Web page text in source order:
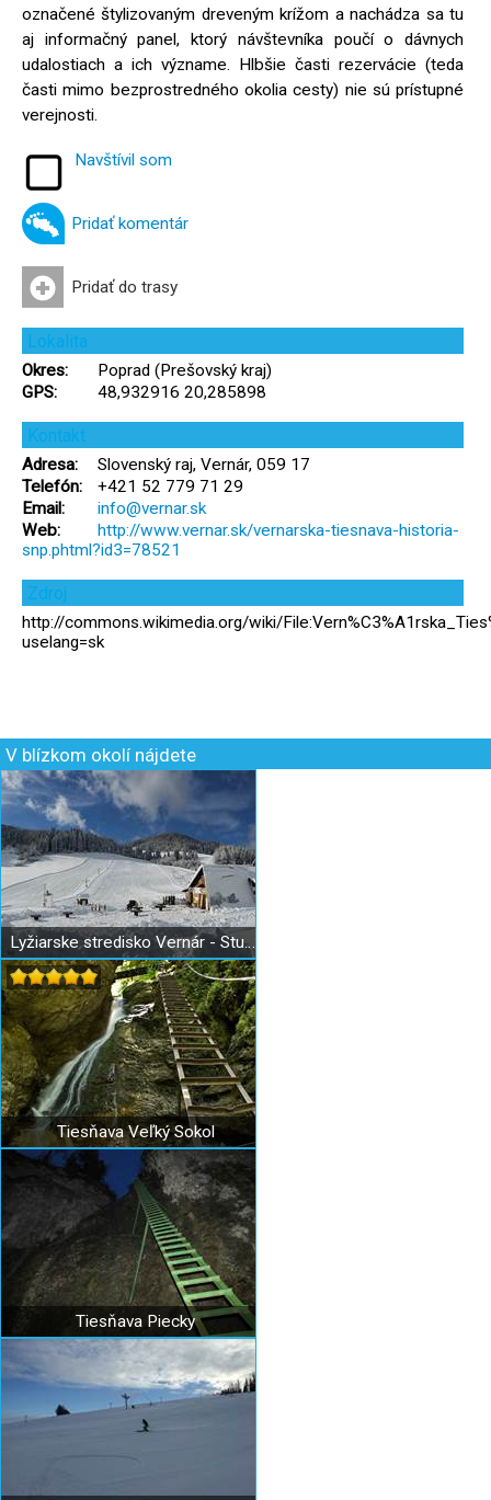
označené štylizovaným dreveným krížom a nachádza sa tu
aj informačný panel, ktorý návštevníka poučí o dávnych
udalostiach a ich význame. Hlbšie časti rezervácie (teda
časti mimo bezprostredného okolia cesty) nie sú prístupné
verejnosti.
Navštívil som
Pridať komentár
Pridať do trasy
Lokalita
Okres:
Poprad (Prešovský kraj)
GPS:
48,932916 20,285898
Kontakt
Adresa:
Slovenský raj, Vernár, 059 17
Telefón:
+421 52 779 71 29
Email:
info@vernar.sk
Web:
http://www.vernar.sk/vernarska-tiesnava-historia-
snp.phtml?id3=78521
Zdroj
http://commons.wikimedia.org/wiki/
uselang=sk
V blízkom okolí nájdete
Lyžiarske stredisko Vernár - Studničky
Tiesňava Veľký Sokol
Tiesňava Piecky